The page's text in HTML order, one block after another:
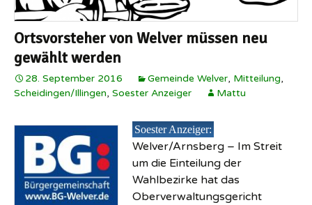
Ortsvorsteher von Welver müssen neu
gewählt werden
28. September 2016 Gemeinde Welver, Mitteilung,
Scheidingen/Illingen, Soester Anzeiger Mattu
Soester Anzeiger:
Welver/Arnsberg – Im Streit
um die Einteilung der
Wahlbezirke hat das
Oberverwaltungsgericht